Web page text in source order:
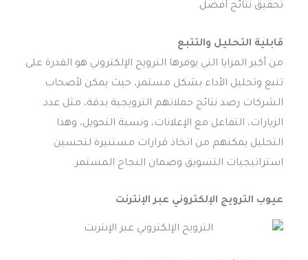
تحقيق نتائج أفضل.
قابلية التحليل والتتبع
من أكبر المزايا التي يوفرها الترويج الإلكتروني هو القدرة على
تتبع وتحليل الأداء بشكل مستمر، حيث يمكن لأصحاب
الشركات رصد نتائج حملاتهم الترويجية بدقة، مثل عدد
الزيارات، التفاعل مع الإعلانات، ونسبة التحويل، وهذا
التحليل يمكنهم من اتخاذ قرارات مستنيرة لتحسين
استراتيجيات التسويق وضمان النجاح المستمر.
عيوب الترويج الإلكتروني عبر الإنترنت